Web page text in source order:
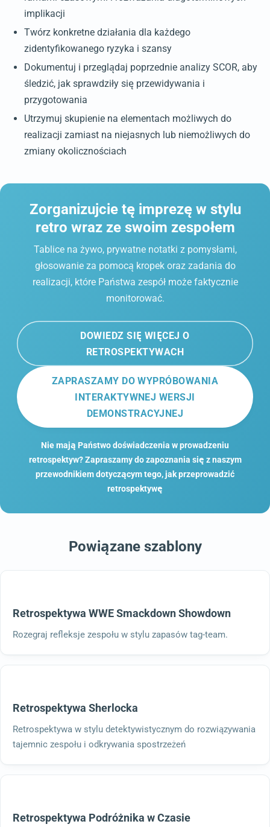
implikacji
Twórz konkretne działania dla każdego
zidentyfikowanego ryzyka i szansy
Dokumentuj i przeglądaj poprzednie analizy SCOR, aby
śledzić, jak sprawdziły się przewidywania i
przygotowania
Utrzymuj skupienie na elementach możliwych do
realizacji zamiast na niejasnych lub niemożliwych do
zmiany okolicznościach
Zorganizujcie tę imprezę w stylu
retro wraz ze swoim zespołem
Tablice na żywo, prywatne notatki z pomysłami,
głosowanie za pomocą kropek oraz zadania do
realizacji, które Państwa zespół może faktycznie
monitorować.
DOWIEDZ SIĘ WIĘCEJ O
RETROSPEKTYWACH
ZAPRASZAMY DO WYPRÓBOWANIA
INTERAKTYWNEJ WERSJI
DEMONSTRACYJNEJ
Nie mają Państwo doświadczenia w prowadzeniu
retrospektyw? Zapraszamy do zapoznania się z naszym
przewodnikiem dotyczącym tego, jak przeprowadzić
retrospektywę
Powiązane szablony
Retrospektywa WWE Smackdown Showdown
Rozegraj refleksje zespołu w stylu zapasów tag-team.
Retrospektywa Sherlocka
Retrospektywa w stylu detektywistycznym do rozwiązywania
tajemnic zespołu i odkrywania spostrzeżeń
Retrospektywa Podróżnika w Czasie